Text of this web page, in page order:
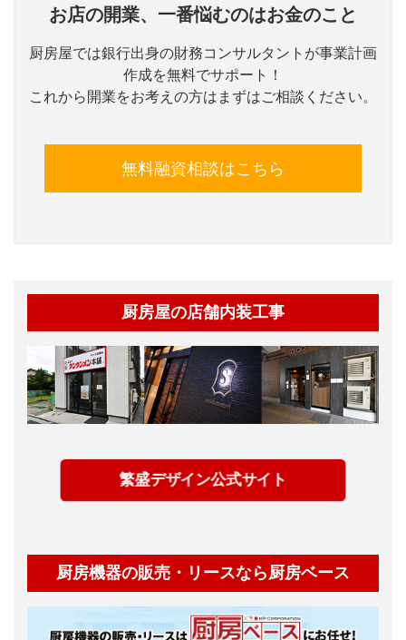
お店の開業、一番悩むのはお金のこと
厨房屋では銀行出身の財務コンサルタントが事業計画
作成を無料でサポート！
これから開業をお考えの方はまずはご相談ください。
無料融資相談はこちら
厨房屋の店舗内装工事
繁盛デザイン公式サイト
厨房機器の販売・リースなら厨房ベース